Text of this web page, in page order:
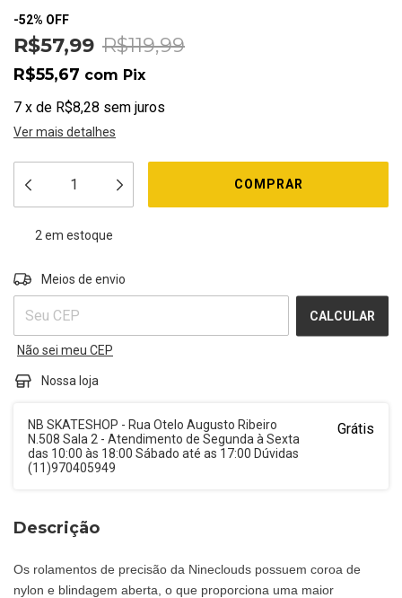
-52% OFF
R$57,99 R$119,99
R$55,67 com Pix
7 x de R$8,28 sem juros
Ver mais detalhes
2 em estoque
Entregas para o CEP:
Meios de envio
CALCULAR
Não sei meu CEP
Nossa loja
NB SKATESHOP - Rua Otelo Augusto Ribeiro
N.508 Sala 2 - Atendimento de Segunda à Sexta
das 10:00 às 18:00 Sábado até as 17:00 Dúvidas
(11)970405949
Grátis
Descrição
Os rolamentos de precisão da Nineclouds possuem coroa de
nylon e blindagem aberta, o que proporciona uma maior